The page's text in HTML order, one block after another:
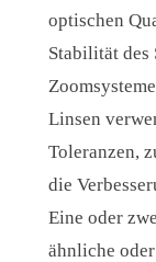
optischen
Stabilität des
Linsen
Toleranzen,
die
Eine oder
ähnliche